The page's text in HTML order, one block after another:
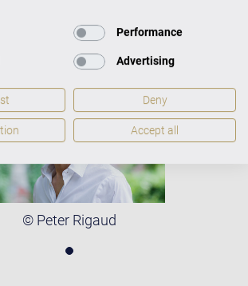
© Peter Rigaud
Performance
Advertising
Deny
Accept all